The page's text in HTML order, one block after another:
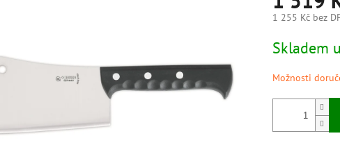
1 255 Kč bez
cena:
Skladem
Možnosti